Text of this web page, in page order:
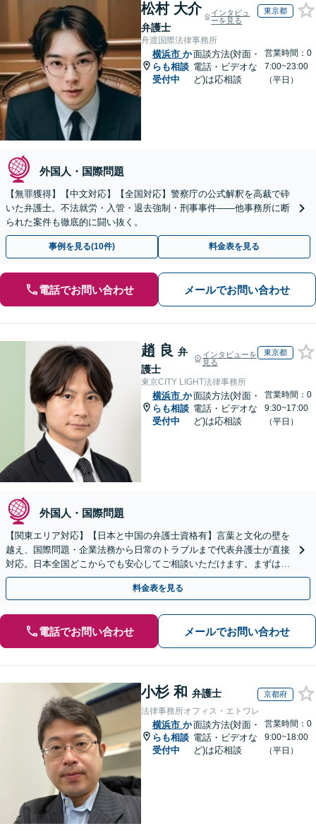
松村 大介
弁護士
インタビュ
ーを見る
東京都
舟渡国際法律事務所
横浜市 か
らも相談
受付中
面談方法(対面・
電話・ビデオな
ど)は応相談
営業時間：0
7:00~23:00
（平日）
外国人・国際問題
【無罪獲得】【中文対応】【全国対応】警察庁の公式解釈を高裁で砕
いた弁護士。不法就労・入管・退去強制・刑事事件——他事務所に断
られた案件も徹底的に闘い抜く。
事例を見る(10件) 料金表を見る
電話でお問い合わせ メールでお問い合わせ
趙 良 弁
護士
インタビューを
見る
東京都
東京CITY LIGHT法律事務所
横浜市 か
らも相談
受付中
面談方法(対面・
電話・ビデオな
ど)は応相談
営業時間：0
9:30~17:00
（平日）
外国人・国際問題
【関東エリア対応】【日本と中国の弁護士資格有】言葉と文化の壁を
越え、国際問題・企業法務から日常のトラブルまで代表弁護士が直接
対応。日本全国どこからでも安心してご相談いただけます。まずは一
歩を踏み出してみませんか。【初回相談無料】
料金表を見る
電話でお問い合わせ メールでお問い合わせ
小杉 和 弁護士 京都府
法律事務所オフィス・エトワレ
横浜市 か
らも相談
受付中
面談方法(対面・
電話・ビデオな
ど)は応相談
営業時間：0
9:00~18:00
（平日）